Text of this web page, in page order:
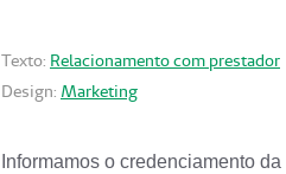
Texto: Relacionamento com prestador
Design: Marketing
Informamos o credenciamento